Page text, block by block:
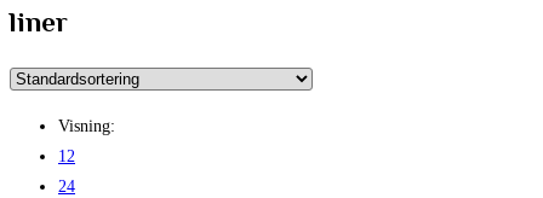
liner
Visning:
12
24